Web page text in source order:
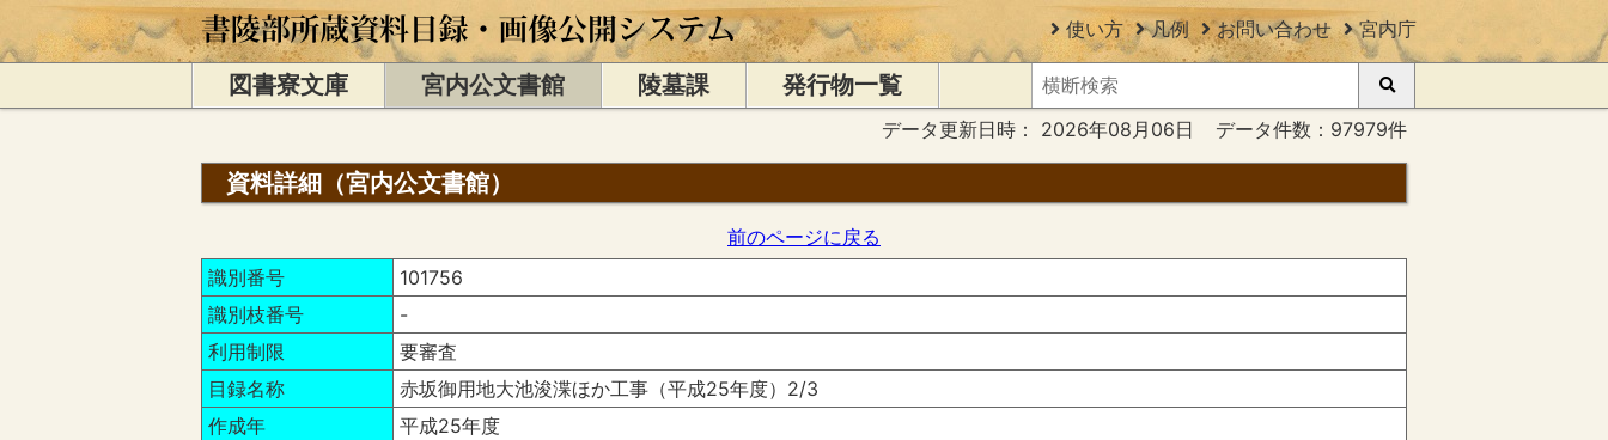
使い方 凡例 お問い合わせ 宮内庁
図書寮文庫 宮内公文書館 陵墓課 発行物一覧
データ更新日時： 2026年08月06日 データ件数：97979件
資料詳細（宮内公文書館）
前のページに戻る
識別番号
101756
識別枝番号
-
利用制限
要審査
目録名称
赤坂御用地大池浚渫ほか工事（平成25年度）2/3
作成年
平成25年度